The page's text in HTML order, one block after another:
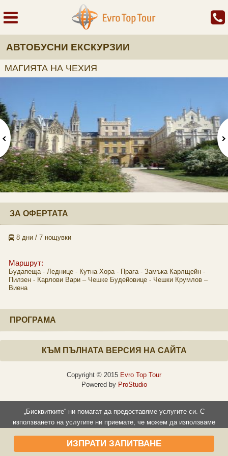
АВТОБУСНИ ЕКСКУРЗИИ
МАГИЯТА НА ЧЕХИЯ
ЗА ОФЕРТАТА
8 дни / 7 нощувки
Маршрут:
Будапеща - Леднице - Кутна Хора - Прага - Замъка Карлщейн -
Пилзен - Карлови Вари – Чешке Будейовице - Чешки Крумлов –
Виена
ПРОГРАМА
ИЗПРАТИ ЗАПИТВАНЕ
КЪМ ПЪЛНАТА ВЕРСИЯ НА САЙТА
Copyright © 2015 Evro Top Tour
Powered by ProStudio
„Бисквитките“ ни помагат да предоставяме услугите си. С
използването на услугите ни приемате, че можем да използваме
Прочети повече Съгласен съм